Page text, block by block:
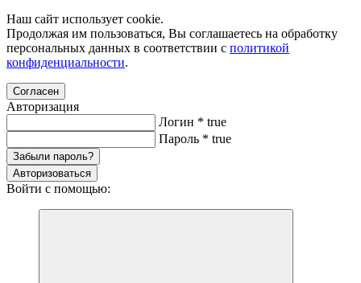
Наш сайт использует cookie.
Продолжая им пользоваться, Вы соглашаетесь на обработку
персональных данных в соответствии с политикой
конфиденциальности.
Согласен
Авторизация
Логин * true
Пароль * true
Забыли пароль?
Авторизоваться
Войти с помощью: